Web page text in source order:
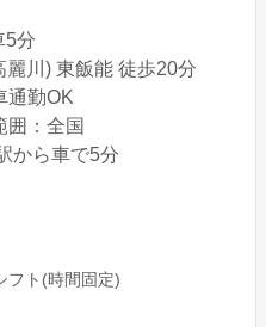
5分
川) 東飯能 徒歩20分
通勤OK
囲：全国
から車で5分
フト(時間固定)